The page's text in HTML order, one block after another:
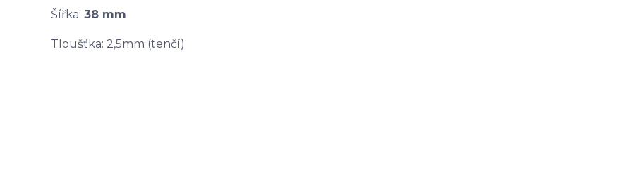
Šířka: 38 mm
Tloušťka: 2,5mm (tenčí)